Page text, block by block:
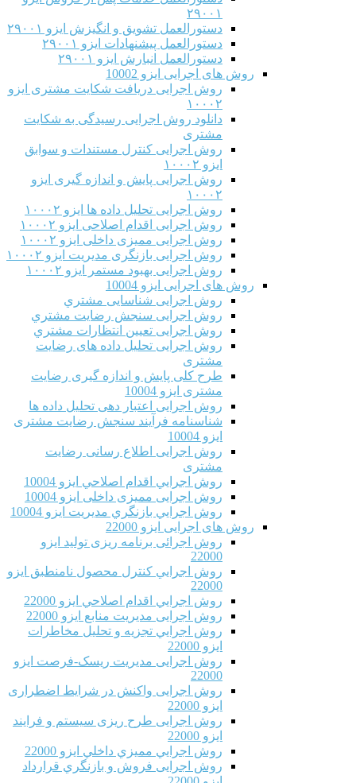
۲۹۰۰۱
دستورالعمل تشویق و انگیزش ایزو ۲۹۰۰۱
دستورالعمل پیشنهادات ایزو ۲۹۰۰۱
دستورالعمل انبارش ایزو ۲۹۰۰۱
روش های اجرایی ایزو 10002
روش اجرایی دریافت شکایت مشتری ایزو
۱۰۰۰۲
دانلود روش اجرایی رسیدگی به شکایت
مشتری
روش اجرایی کنترل مستندات و سوابق
ایزو ۱۰۰۰۲
روش اجرایی پایش و اندازه گیری ایزو
۱۰۰۰۲
روش اجرایی تحلیل داده ها ایزو ۱۰۰۰۲
روش اجرایی اقدام اصلاحی ایزو ۱۰۰۰۲
روش اجرایی ممیزی داخلی ایزو ۱۰۰۰۲
روش اجرایی بازنگری مدیریت ایزو ۱۰۰۰۲
روش اجرایی بهبود مستمر ایزو ۱۰۰۰۲
روش های اجرایی ایزو 10004
روش اجرایی شناسایی مشتري
روش اجرایی سنجش رضایت مشتري
روش اجرایی تعیین انتظارات مشتري
روش اجرایی تحلیل داده های رضایت
مشتری
طرح کلی پایش و اندازه گیری رضایت
مشتری ایزو 10004
روش اجرایی اعتبار دهی تحلیل داده ها
شناسنامه فرآیند سنجش رضایت مشتری
ایزو 10004
روش اجرایی اطلاع رسانی رضایت
مشتری
روش اجرايي اقدام اصلاحي ایزو 10004
روش اجرایی ممیزی داخلی ایزو 10004
روش اجرايي بازنگري مديريت ایزو 10004
روش های اجرایی ایزو 22000
روش اجرائی برنامه ريزی توليد ایزو
22000
روش اجرايي كنترل محصول نامنطبق ایزو
22000
روش اجرايي اقدام اصلاحي ایزو 22000
روش اجرایی مدیریت منابع ایزو 22000
روش اجرايي تجزیه و تحلیل مخاطرات
ایزو 22000
روش اجرایی مدیریت ریسک-فرصت ایزو
22000
روش اجرایی واکنش در شرایط اضطراری
ایزو 22000
روش اجرایی طرح ریزی سیستم و فرایند
ایزو 22000
روش اجرايي مميزي داخلي ایزو 22000
روش اجرایی فروش و بازنگري قرارداد